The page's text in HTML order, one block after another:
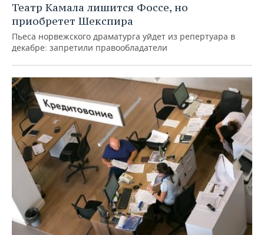
Театр Камала лишится Фоссе, но
приобретет Шекспира
Пьеса норвежского драматурга уйдет из репертуара в
декабре: запретили правообладатели